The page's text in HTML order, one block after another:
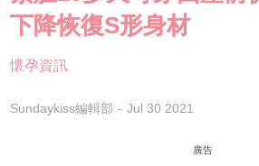
下降恢復S形身材
懷孕資訊
Sundaykiss編輯部 Jul 30 2021
廣告